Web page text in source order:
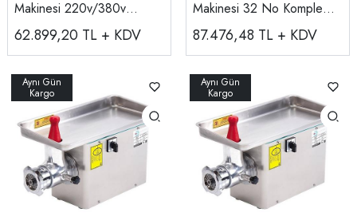
Makinesi 220v/380v
BKM.32S
62.899,20 TL + KDV
Makinesi 32 No Komple
Krom 220v/380v
BPKM.32S
87.476,48 TL + KDV